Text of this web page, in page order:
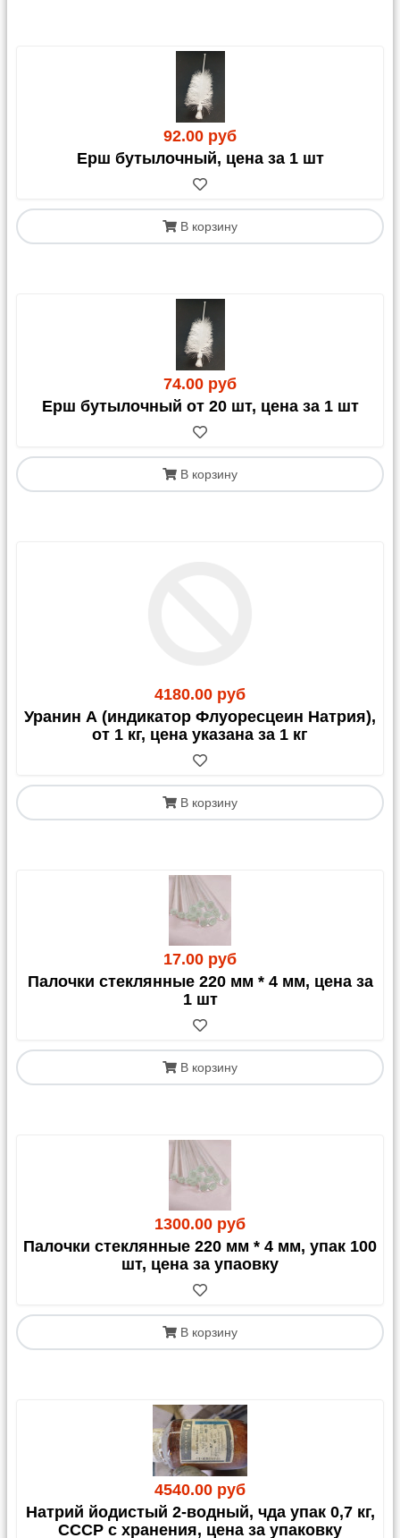
92.00 руб
Ерш бутылочный, цена за 1 шт
В корзину
74.00 руб
Ерш бутылочный от 20 шт, цена за 1 шт
В корзину
4180.00 руб
Уранин А (индикатор Флуоресцеин Натрия),
от 1 кг, цена указана за 1 кг
В корзину
17.00 руб
Палочки стеклянные 220 мм * 4 мм, цена за
1 шт
В корзину
1300.00 руб
Палочки стеклянные 220 мм * 4 мм, упак 100
шт, цена за упаовку
В корзину
4540.00 руб
Натрий йодистый 2-водный, чда упак 0,7 кг,
СССР с хранения, цена за упаковку